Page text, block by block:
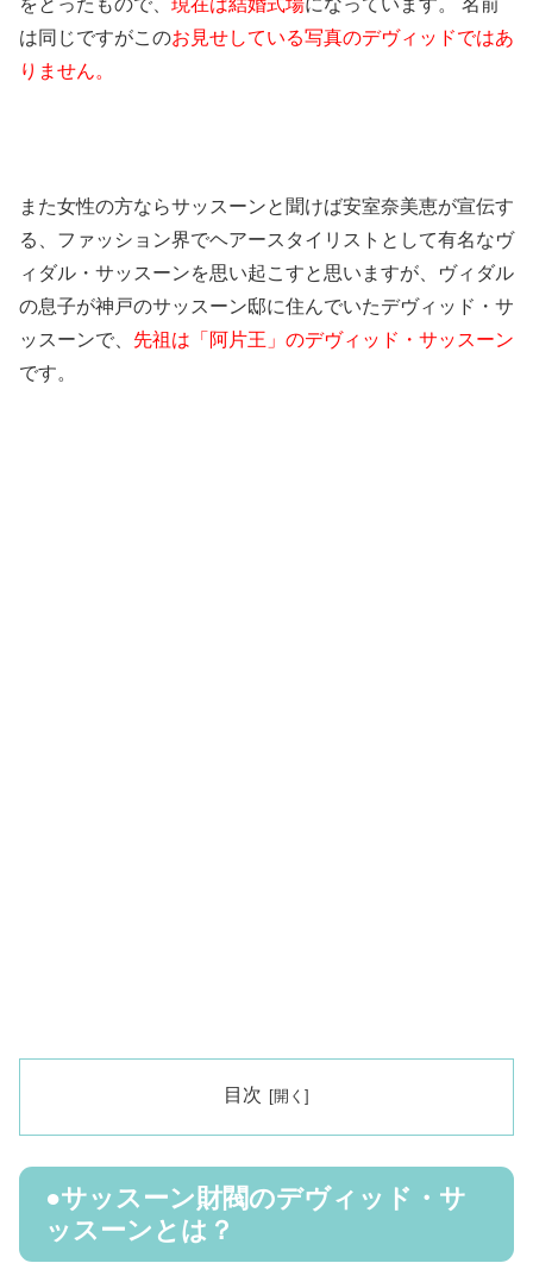
をとったもので、 現在は結婚式場になっています。 名前
は同じですがこのお見せしている写真のデヴィッドではあ
りません。
また女性の方ならサッスーンと聞けば安室奈美恵が宣伝す
る、ファッション界でヘアースタイリストとして有名なヴ
ィダル・サッスーンを思い起こすと思いますが、ヴィダル
の息子が神戸のサッスーン邸に住んでいたデヴィッド・サ
ッスーンで、 先祖は「阿片王」のデヴィッド・サッスーン
です。
目次
●サッスーン財閥のデヴィッド・サ
ッスーンとは？